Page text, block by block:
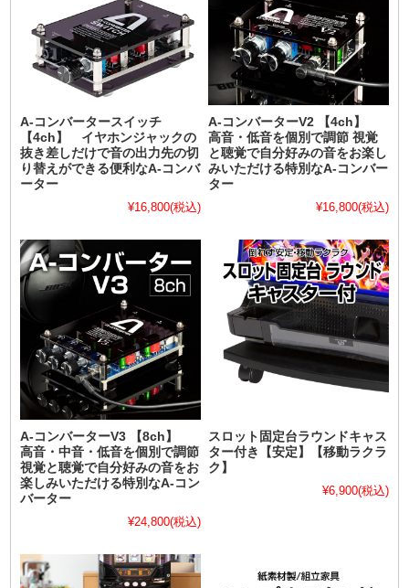
A-コンバータースイッチ
【4ch】 イヤホンジャックの
抜き差しだけで音の出力先の切
り替えができる便利なA-コンバ
ーター
¥16,800(税込)
A-コンバーターV2 【4ch】
高音・低音を個別で調節 視覚
と聴覚で自分好みの音をお楽し
みいただける特別なA-コンバー
ター
¥16,800(税込)
A-コンバーターV3 【8ch】
高音・中音・低音を個別で調節
視覚と聴覚で自分好みの音をお
楽しみいただける特別なA-コン
バーター
¥24,800(税込)
スロット固定台ラウンドキャス
ター付き【安定】【移動ラクラ
ク】
¥6,900(税込)